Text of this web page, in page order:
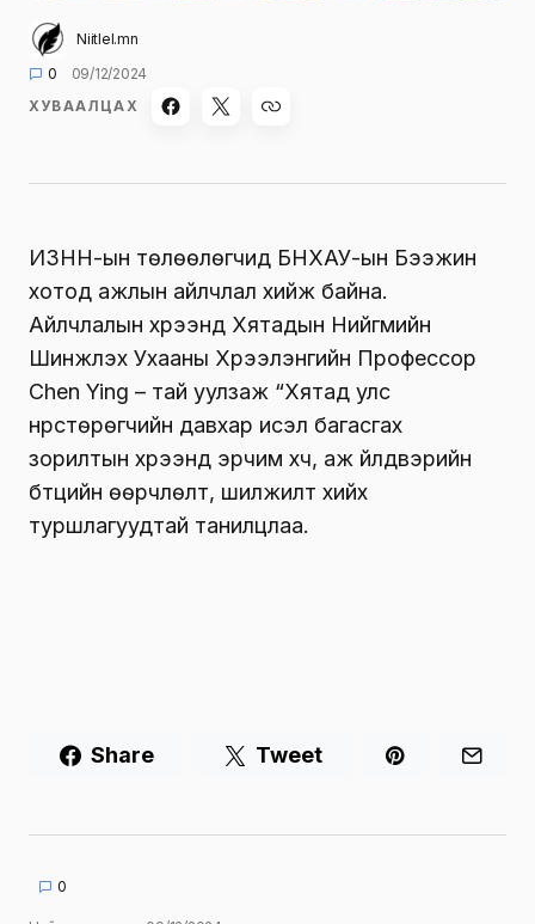
Niitlel.mn
0
09/12/2024
ХУВААЛЦАХ
ИЗНН-ын төлөөлөгчид БНХАУ-ын Бээжин
хотод ажлын айлчлал хийж байна.
Айлчлалын хүрээнд Хятадын Нийгмийн
Шинжлэх Ухааны Хүрээлэнгийн Профессор
Chen Ying – тай уулзаж “Хятад улс
нүүрстөрөгчийн давхар исэл багасгах
зорилтын хүрээнд эрчим хүч, аж үйлдвэрийн
бүтцийн өөрчлөлт, шилжилт хийх
туршлагуудтай танилцлаа.
Share Tweet
0